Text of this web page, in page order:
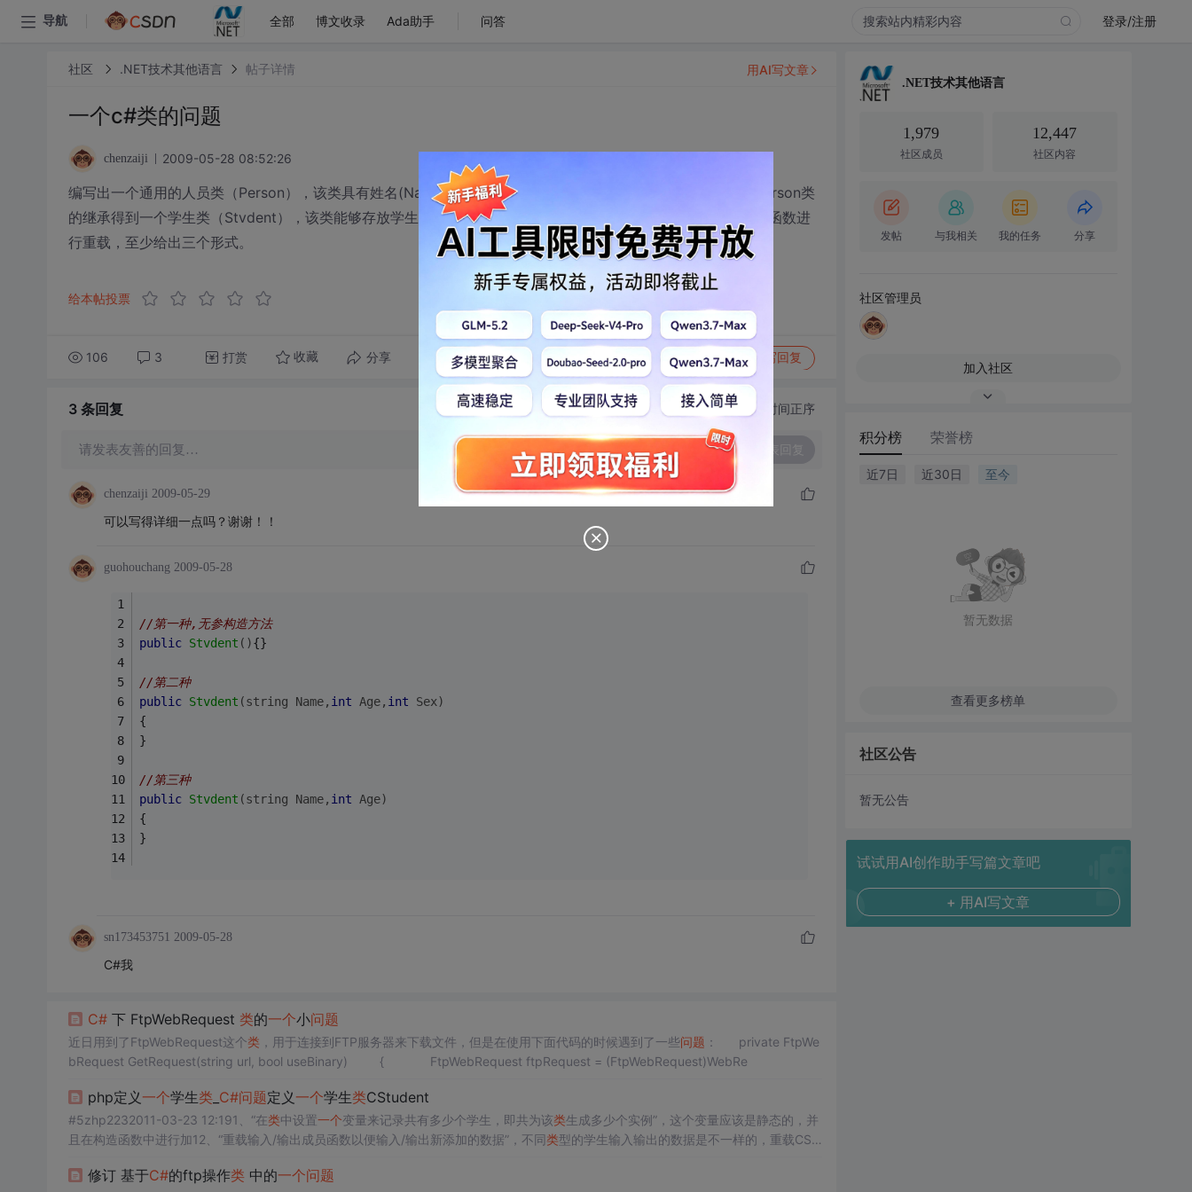
导航 全部 博文收录 Ada助手 问答 登录/注册
社区 .NET技术其他语言 帖子详情
一个c#类的问题
chenzaiji 2009-05-28 08:52:26
编写出一个通用的人员类（Person），该类具有姓名(Name)，年龄（Age），性别（Sex），等字段，然后对Person类
的继承得到一个学生类（Stvdent），该类能够存放学生的5们课的成绩，并能求出平均成绩，要求对该类的构造函数进
行重载，至少给出三个形式。
给本帖投票
106 3 打赏 收藏 分享 转发到动态 举报 写回复
用AI写文章
3 条回复 切换为时间正序
请发表友善的回复…
chenzaiji 2009-05-29
可以写得详细一点吗？谢谢！！
guohouchang 2009-05-28
//第一种,无参构造方法
public Stvdent (){}
//第二种
public Stvdent (string Name, int Age, int Sex)
{
}
//第三种
public Stvdent (string Name, int Age)
{
}
sn173453751 2009-05-28
C#我
C#下 FtpWebRequest 类的一个小问题
近日用到了FtpWebRequest这个类 ，用于连接到FTP服务器来下载文件，但是在使用下面代码的时候遇到了一些问题 ： private FtpWe
bRequest GetRequest(string url, bool useBinary) { FtpWebRequest ftpRequest = (FtpWebRequest)WebRe
php定义 一个学生类_ C#问题定义 一个学生类CStudent
#5zhp2232011-03-23 12:191、“在类中设置一个变量来记录共有多少个学生，即共为该类生成多少个实例”，这个变量应该是静态的，并
且在构造函数中进行加12、“重载输入/输出成员函数以便输入/输出新添加的数据”，不同类型的学生输入输出的数据是不一样的，重载CSt
修订 基于C#的ftp操作类中的一个问题
.NET技术其他语言
1,979
社区成员
12,447
社区内容
发帖 与我相关 我的任务 分享
社区管理员
加入社区
积分榜 荣誉榜
近7日 近30日 至今
暂无数据
查看更多榜单
社区公告
暂无公告
试试用AI创作助手写篇文章吧
+ 用AI写文章